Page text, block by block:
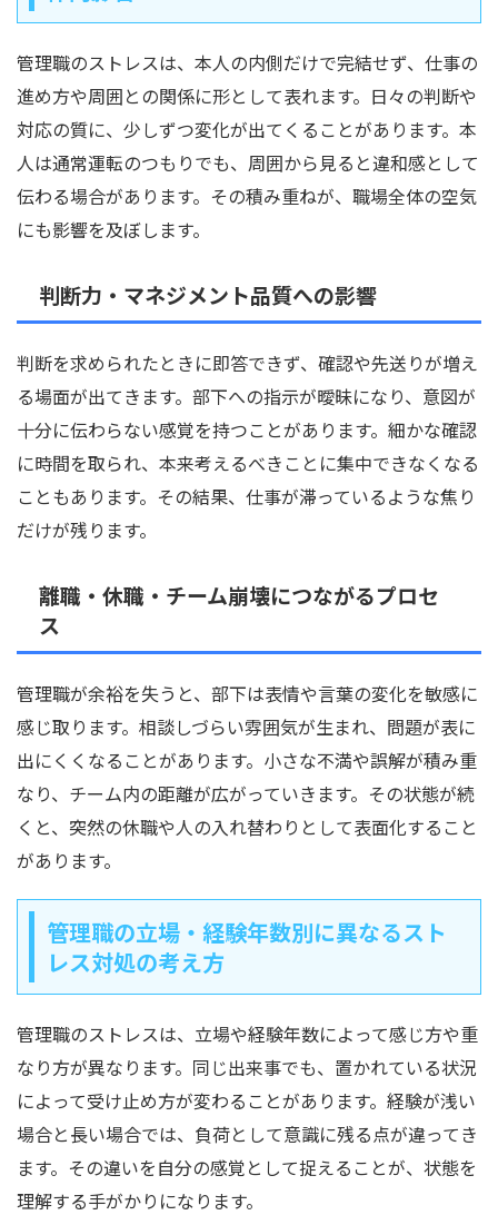
管理職のストレスは、本人の内側だけで完結せず、仕事の
進め方や周囲との関係に形として表れます。日々の判断や
対応の質に、少しずつ変化が出てくることがあります。本
人は通常運転のつもりでも、周囲から見ると違和感として
伝わる場合があります。その積み重ねが、職場全体の空気
にも影響を及ぼします。
判断力・マネジメント品質への影響
判断を求められたときに即答できず、確認や先送りが増え
る場面が出てきます。部下への指示が曖昧になり、意図が
十分に伝わらない感覚を持つことがあります。細かな確認
に時間を取られ、本来考えるべきことに集中できなくなる
こともあります。その結果、仕事が滞っているような焦り
だけが残ります。
離職・休職・チーム崩壊につながるプロセ
ス
管理職が余裕を失うと、部下は表情や言葉の変化を敏感に
感じ取ります。相談しづらい雰囲気が生まれ、問題が表に
出にくくなることがあります。小さな不満や誤解が積み重
なり、チーム内の距離が広がっていきます。その状態が続
くと、突然の休職や人の入れ替わりとして表面化すること
があります。
管理職の立場・経験年数別に異なるスト
レス対処の考え方
管理職のストレスは、立場や経験年数によって感じ方や重
なり方が異なります。同じ出来事でも、置かれている状況
によって受け止め方が変わることがあります。経験が浅い
場合と長い場合では、負荷として意識に残る点が違ってき
ます。その違いを自分の感覚として捉えることが、状態を
理解する手がかりになります。